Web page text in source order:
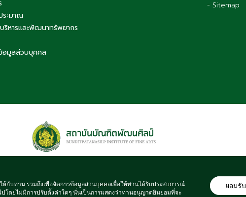
ระมาณ
ริหารและพัฒนาทรัพยากร
อมูลส่วนบุคคล
- Sitemap
INSTITUTE OF FINE ARTS, ALL RIGHTS RESERVED
กับท่าน รวมถึงเพื่อจัดการข้อมูลส่วนบุคคลเพื่อให้ท่านได้รับประสบการณ์
โดยไม่มีการปรับตั้งค่าใดๆ นั่นเป็นการแสดงว่าท่านอนุญาตยินยอมที่จะ
ยอมรับ